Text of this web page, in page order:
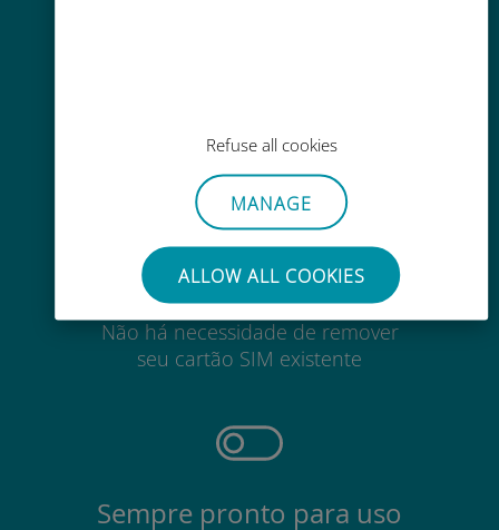
Refuse all cookies
MANAGE
ALLOW ALL COOKIES
ou dados restantes
Sem esforço
Não há necessidade de remover
seu cartão SIM existente
Sempre pronto para uso